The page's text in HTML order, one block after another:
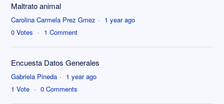
Maltrato animal
Carolina Carmela Prez Gmez
1 year ago
0 Votes 1 Comment
Encuesta Datos Generales
Gabriela Pineda
1 year ago
1 Vote 0 Comments